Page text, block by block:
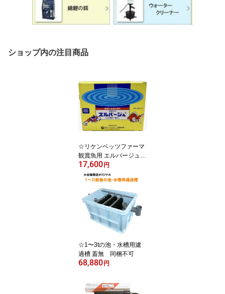
ショップ内の注目商品
☆リケンベッツファーマ
観賞魚用 エルバージュ 1
0%顆粒 50g×10袋送料無
料 2点目より300円引
17,600 円
☆1〜3tの池・水槽用濾
過槽 蓋無 同梱不可
68,880 円